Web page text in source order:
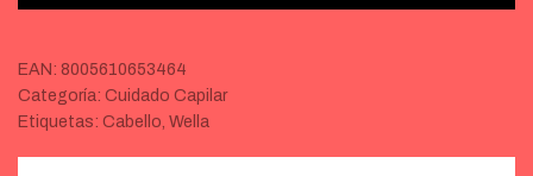
EAN: 8005610653464
Categoría: Cuidado Capilar
Etiquetas: Cabello, Wella